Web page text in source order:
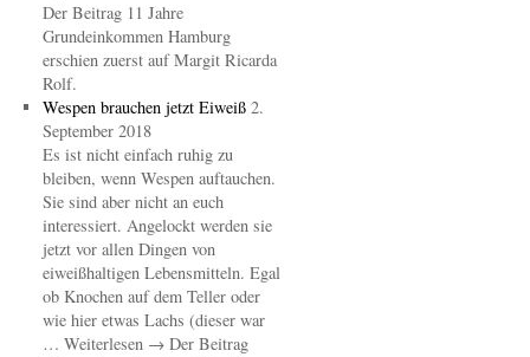
Der Beitrag 11 Jahre
Grundeinkommen Hamburg
erschien zuerst auf Margit Ricarda
Rolf.
Wespen brauchen jetzt Eiweiß 2.
September 2018
Es ist nicht einfach ruhig zu
bleiben, wenn Wespen auftauchen.
Sie sind aber nicht an euch
interessiert. Angelockt werden sie
jetzt vor allen Dingen von
eiweißhaltigen Lebensmitteln. Egal
ob Knochen auf dem Teller oder
wie hier etwas Lachs (dieser war
… Weiterlesen → Der Beitrag